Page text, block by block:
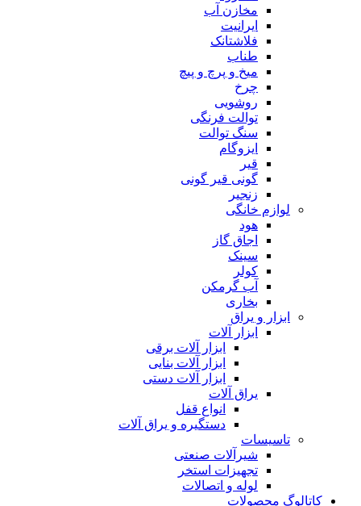
مخازن آب
ایرانیت
فلاشتانک
طناب
میخ و پرچ و پیچ
چرخ
روشویی
توالت فرنگی
سنگ توالت
ایزوگام
قیر
گونی قیر گونی
زنجیر
لوازم خانگی
هود
اجاق گاز
سینک
کولر
آب گرمکن
بخاری
ابزار و یراق
ابزار آلات
ابزار آلات برقی
ابزار آلات بنایی
ابزار آلات دستی
یراق آلات
انواع قفل
دستگیره و یراق آلات
تاسیسات
شیرآلات صنعتی
تجهیزات استخر
لوله و اتصالات
کاتالوگ محصولات